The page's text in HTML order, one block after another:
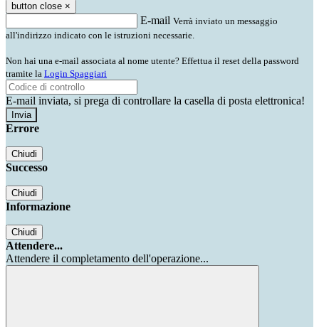
button close ×
E-mail Verrà inviato un messaggio
all'indirizzo indicato con le istruzioni necessarie.
Non hai una e-mail associata al nome utente? Effettua il reset della password
tramite la Login Spaggiari
E-mail inviata, si prega di controllare la casella di posta elettronica!
Errore
Chiudi
Successo
Chiudi
Informazione
Chiudi
Attendere...
Attendere il completamento dell'operazione...